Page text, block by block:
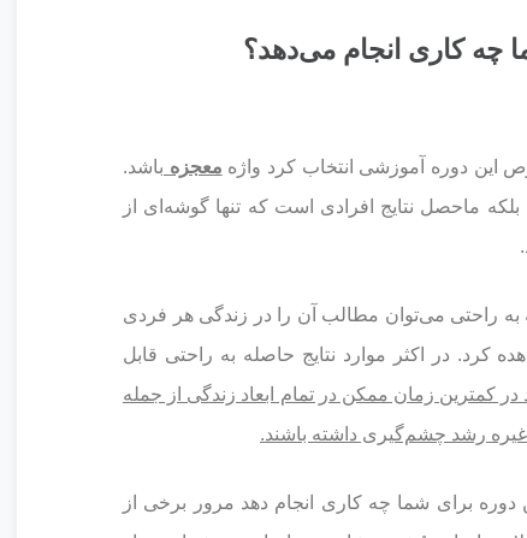
چه کاری انجام می‌دهد؟
این دوره آموزشی انتخاب کرد واژه معجزه باشد.
بلکه ماحصل نتایج افرادی است که تنها گوشه‌ای از
به راحتی می‌توان مطالب آن را در زندگی هر فردی
کرد. در اکثر موارد نتایج حاصله به راحتی قابل
کمترین زمان ممکن در تمام ابعاد زندگی از جمله
رشد چشم‌گیری داشته باشند.
برای شما چه کاری انجام دهد مرور برخی از